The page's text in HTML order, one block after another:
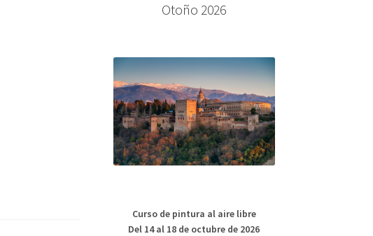
Otoño 2026
Curso de pintura al aire libre
Del 14 al 18 de octubre de 2026